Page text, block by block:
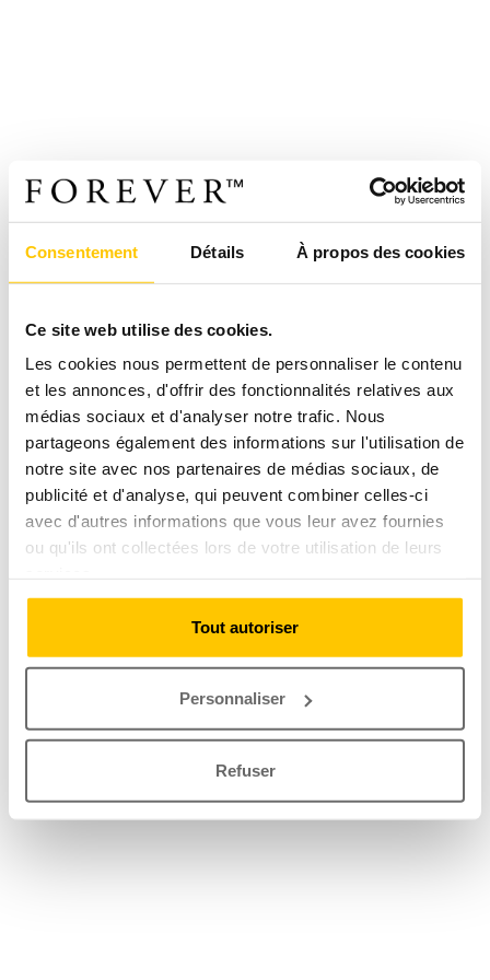
Consentement Détails À propos des cookies
Ce site web utilise des cookies.
Les cookies nous permettent de personnaliser le contenu
et les annonces, d'offrir des fonctionnalités relatives aux
médias sociaux et d'analyser notre trafic. Nous
partageons également des informations sur l'utilisation de
notre site avec nos partenaires de médias sociaux, de
publicité et d'analyse, qui peuvent combiner celles-ci
avec d'autres informations que vous leur avez fournies
ou qu'ils ont collectées lors de votre utilisation de leurs
Tout autoriser
Personnaliser
Refuser